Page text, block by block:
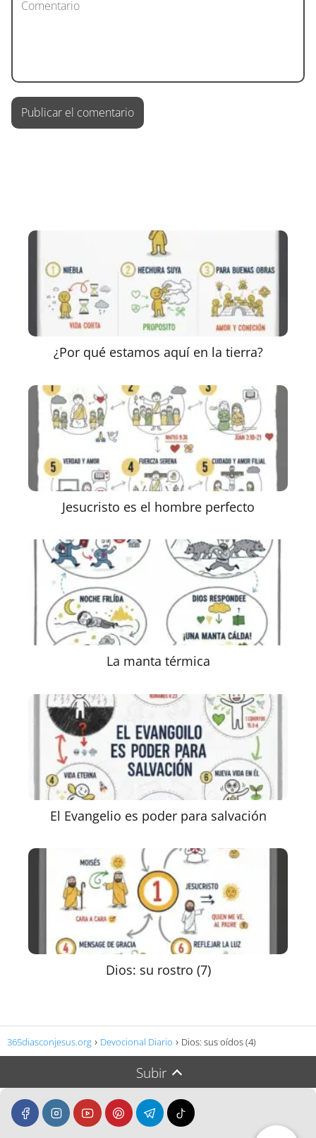
¿Por qué estamos aquí en la tierra?
Jesucristo es el hombre perfecto
La manta térmica
El Evangelio es poder para salvación
Dios: su rostro (7)
365diasconjesus.org Devocional Diario Dios: sus oídos (4)
Subir